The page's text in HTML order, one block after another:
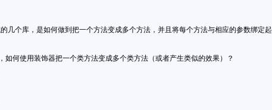
几个库，是如何做到把一个方法变成多个方法，并且将每个方法与相应的参数绑定起
如何使用装饰器把一个类方法变成多个类方法（或者产生类似的效果）？